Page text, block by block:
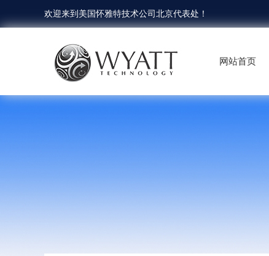
欢迎来到 美国怀雅特技术公司北京代表处 ！
网站首页